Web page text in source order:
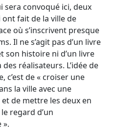
sera convoqué ici, deux
ont fait de la ville de
où s’inscrivent presque
Il ne s’agit pas d’un livre
son histoire ni d’un livre
réalisateurs. L’idée de
c’est de « croiser une
la ville avec une
de mettre les deux en
regard d’un